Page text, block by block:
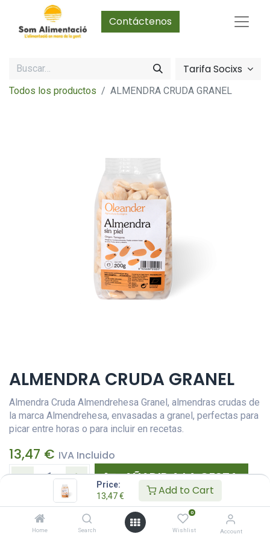
Price:
13,47€ Add to Cart
Home Search
0
Wishlist Account
Contáctenos
Tarifa Socixs
Todos los productos ALMENDRA CRUDA GRANEL
ALMENDRA CRUDA GRANEL
Almendra Cruda Almendrehesa Granel, almendras crudas de
la marca Almendrehesa, envasadas a granel, perfectas para
picar entre horas o para incluir en recetas.
13,47 € IVA Incluido
AÑADIR A LA CESTA
Añadir a lista de deseos